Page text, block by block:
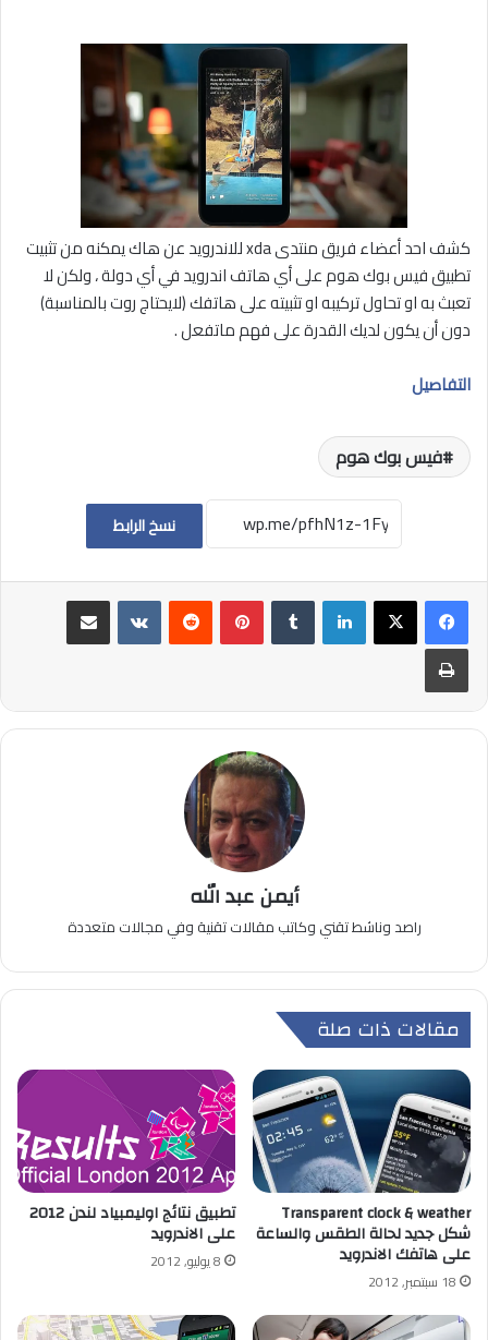
كشف احد أعضاء فريق منتدى xda للاندرويد عن هاك يمكنه من تثبيت
تطبيق فيس بوك هوم على أي هاتف اندرويد في أي دولة ، ولكن لا
تعبث به او تحاول تركيبه او تثبيته على هاتفك (لايحتاج روت بالمناسبة)
دون أن يكون لديك القدرة على فهم ماتفعل .
التفاصيل
فيس بوك هوم
نسخ الرابط
لينكدإن بينتيريست
مشاركة عبر البريد
طباعة
أيمن عبد الله
راصد وناشط تقني وكاتب مقالات تقنية وفي مجالات متعددة
مقالات ذات صلة
Transparent clock & weather
شكل جديد لحالة الطقس والساعة
على هاتفك الاندرويد
18 سبتمبر, 2012
تطبيق نتائج اوليمبياد لندن 2012
على الاندرويد
8 يوليو, 2012